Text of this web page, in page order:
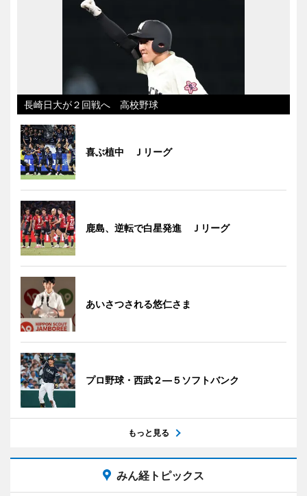
長崎日大が２回戦へ 高校野球
喜ぶ植中 Ｊリーグ
鹿島、逆転で白星発進 Ｊリーグ
あいさつされる悠仁さま
プロ野球・西武２―５ソフトバンク
もっと見る
みん経トピックス